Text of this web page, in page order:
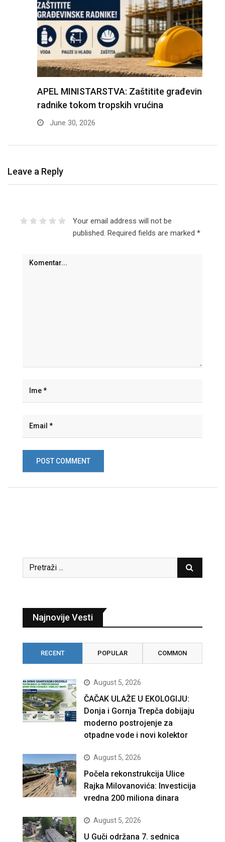
APEL MINISTARSTVA: Zaštitite građevinske
radnike tokom tropskih vrućina
June 30, 2026
Leave a Reply
Your email address will not be
published. Required fields are marked *
Najnovije Vesti
RECENT POPULAR COMMON
August 5, 2026
ČAČAK ULAŽE U EKOLOGIJU:
Donja i Gornja Trepča dobijaju
moderno postrojenje za
otpadne vode i novi kolektor
August 5, 2026
Počela rekonstrukcija Ulice
Rajka Milovanovića: Investicija
vredna 200 miliona dinara
August 5, 2026
U Guči održana 7. sednica